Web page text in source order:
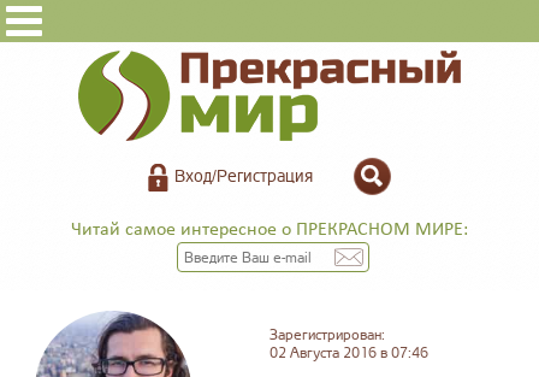
Вход/Регистрация
Читай самое интересное о ПРЕКРАСНОМ МИРЕ:
Зарегистрирован:
02 Августа 2016 в 07:46